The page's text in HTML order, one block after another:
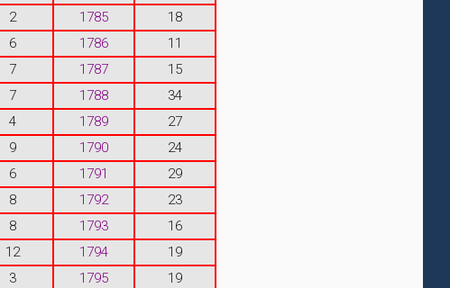
2 1785
18
6 1786
11
7 1787
15
7 1788
34
4 1789
27
9 1790
24
6 1791
29
8 1792
23
8 1793
16
12 1794
19
3 1795
19